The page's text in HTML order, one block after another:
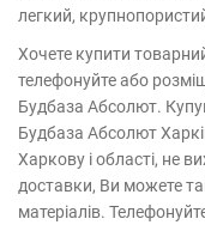
легкий,
Хочете купити
телефонуйте або
Будбаза Абсолют.
Будбаза Абсолют
Харкову і області, не
доставки, Ви можете
матеріалів.